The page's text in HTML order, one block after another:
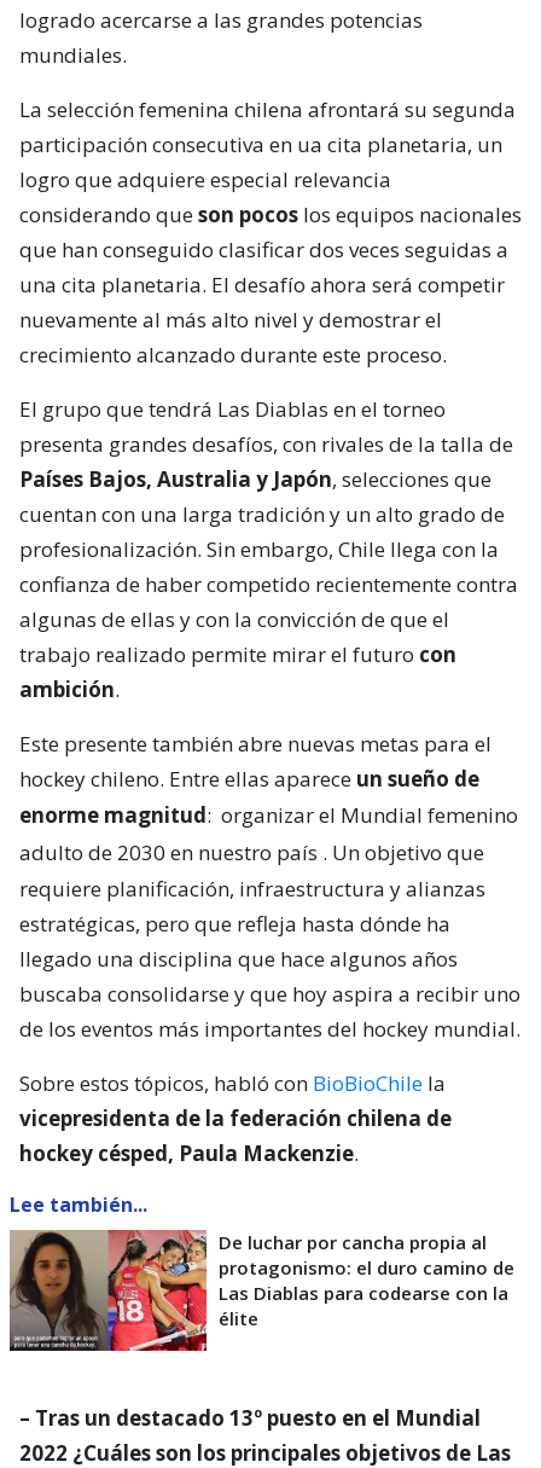
logrado acercarse a las grandes potencias
mundiales.
La selección femenina chilena afrontará su segunda
participación consecutiva en ua cita planetaria, un
logro que adquiere especial relevancia
considerando queson pocos los equipos nacionales
que han conseguido clasificar dos veces seguidas a
una cita planetaria. El desafío ahora será competir
nuevamente al más alto nivel y demostrar el
crecimiento alcanzado durante este proceso.
El grupo que tendrá Las Diablas en el torneo
presenta grandes desafíos, con rivales de la talla de
Países Bajos, Australia y Japón, selecciones que
cuentan con una larga tradición y un alto grado de
profesionalización. Sin embargo, Chile llega con la
confianza de haber competido recientemente contra
algunas de ellas y con la convicción de que el
trabajo realizado permite mirar el futuro con
ambición.
Este presente también abre nuevas metas para el
hockey chileno. Entre ellas aparece un sueño de
enorme magnitud: organizar el Mundial femenino
adulto de 2030 en nuestro país . Un objetivo que
requiere planificación, infraestructura y alianzas
estratégicas, pero que refleja hasta dónde ha
llegado una disciplina que hace algunos años
buscaba consolidarse y que hoy aspira a recibir uno
de los eventos más importantes del hockey mundial.
Sobre estos tópicos, habló con BioBioChile la
vicepresidenta de la federación chilena de
hockey césped, Paula Mackenzie.
Lee también...
De luchar por cancha propia al
protagonismo: el duro camino de
Las Diablas para codearse con la
élite
– Tras un destacado 13º puesto en el Mundial
2022 ¿Cuáles son los principales objetivos de Las